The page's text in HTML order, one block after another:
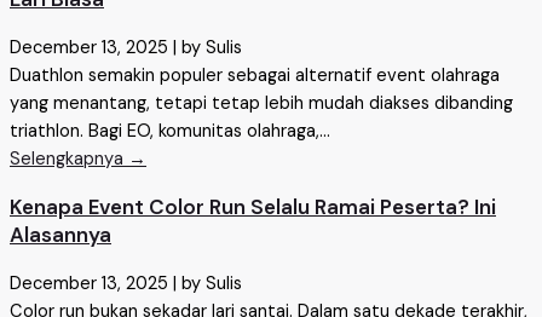
December 13, 2025
by Sulis
Duathlon semakin populer sebagai alternatif event olahraga
yang menantang, tetapi tetap lebih mudah diakses dibanding
triathlon. Bagi EO, komunitas olahraga,...
Selengkapnya →
Kenapa Event Color Run Selalu Ramai Peserta? Ini
Alasannya
December 13, 2025
by Sulis
Color run bukan sekadar lari santai. Dalam satu dekade terakhir,